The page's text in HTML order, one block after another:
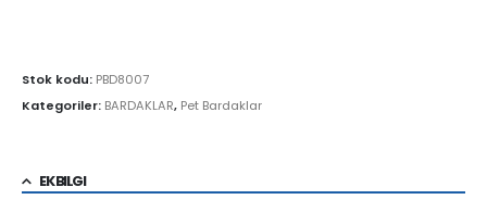
Stok kodu: PBD8007
Kategoriler: BARDAKLAR, Pet Bardaklar
EK BILGI